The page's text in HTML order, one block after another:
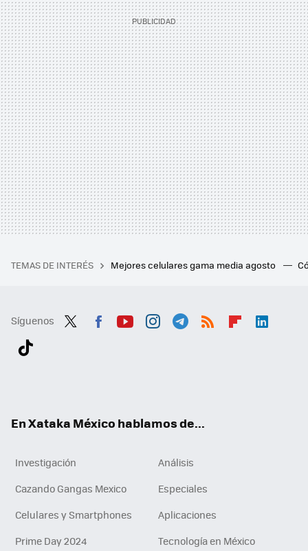
TEMAS DE INTERÉS Mejores celulares gama media agosto
Síguenos
En Xataka México hablamos de...
Investigación
Análisis
Cazando Gangas Mexico
Especiales
Celulares y Smartphones
Aplicaciones
Prime Day 2024
Tecnología en México